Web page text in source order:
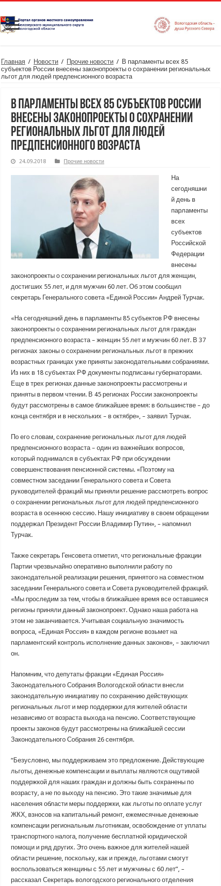
Главная / Новости / Прочие новости / В парламенты всех 85
субъектов России внесены законопроекты о сохранении региональных
льгот для людей предпенсионного возраста
В парламенты всех 85 субъектов России
внесены законопроекты о сохранении
региональных льгот для людей
предпенсионного возраста
24.09.2018 Прочие новости
На
сегодняшни
й день в
парламенты
всех
субъектов
Российской
Федерации
внесены
законопроекты о сохранении региональных льгот для женщин,
достигших 55 лет, и для мужчин 60 лет. Об этом сообщил
секретарь Генерального совета «Единой России» Андрей Турчак.
«На сегодняшний день в парламенты 85 субъектов РФ внесены
законопроекты о сохранении региональных льгот для граждан
предпенсионного возраста – женщин 55 лет и мужчин 60 лет. В 37
регионах законы о сохранении региональных льгот в прежних
возрастных границах уже приняты законодательными собраниями.
Из них в 18 субъектах РФ документы подписаны губернаторами.
Еще в трех регионах данные законопроекты рассмотрены и
приняты в первом чтении. В 45 регионах России законопроекты
будут рассмотрены в самое ближайшее время: в большинстве – до
конца сентября и в нескольких – в октябре», – заявил Турчак.
По его словам, сохранение региональных льгот для людей
предпенсионного возраста – один из важнейших вопросов,
который поднимался в субъектах РФ при обсуждении
совершенствования пенсионной системы. «Поэтому на
совместном заседании Генерального совета и Совета
руководителей фракций мы приняли решение рассмотреть вопрос
о сохранении региональных льгот для людей предпенсионного
возраста в осеннюю сессию. Нашу инициативу в своем обращении
поддержал Президент России Владимир Путин», – напомнил
Турчак.
Также секретарь Генсовета отметил, что региональные фракции
Партии чрезвычайно оперативно выполнили работу по
законодательной реализации решения, принятого на совместном
заседании Генерального совета и Совета руководителей фракций.
«Мы проследим за тем, чтобы в ближайшее время все оставшиеся
регионы приняли данный законопроект. Однако наша работа на
этом не заканчивается. Учитывая социальную значимость
вопроса, «Единая Россия» в каждом регионе возьмет на
парламентский контроль исполнение данных законов», – заключил
он.
Напомним, что депутаты фракции «Единая Россия»
Законодательного Собрания Вологодской области внесли
законодательную инициативу по сохранению действующих
региональных льгот и мер поддержки для жителей области
независимо от возраста выхода на пенсию. Соответствующие
проекты законов будут рассмотрены на ближайшей сессии
Законодательного Собрания 26 сентября.
“Безусловно, мы поддерживаем это предложение. Действующие
льготы, денежные компенсации и выплаты являются ощутимой
поддержкой для наших граждан и должны быть сохранены по
возрасту, а не по выходу на пенсию. Это такие значимые для
населения области меры поддержки, как льготы по оплате услуг
ЖКХ, взносов на капитальный ремонт, ежемесячные денежные
компенсации региональным льготникам, освобождение от уплаты
транспортного налога, получение бесплатной юридической
помощи и ряд других. Это очень важное для жителей нашей
области решение, поскольку, как и прежде, льготами смогут
воспользоваться женщины с 55 лет и мужчины с 60 лет”, –
рассказал Секретарь вологодского регионального отделения